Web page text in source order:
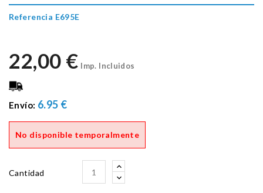
Referencia E695E
22,00 € Imp. Incluidos
Envío: 6.95 €
No disponible temporalmente
Cantidad